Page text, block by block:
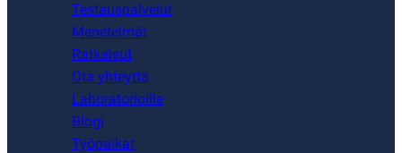
Testauspalvelut
Menetelmät
Ratkaisut
Ota yhteyttä
Laboratorioille
Blogi
Työpaikat